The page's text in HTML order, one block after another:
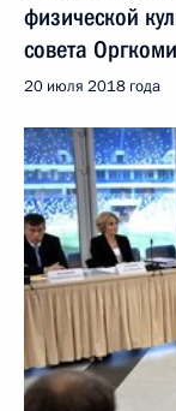
физической
совета
20 июля 2018 года